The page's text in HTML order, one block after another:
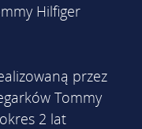
Hilfiger
przez
Tommy
2 lat